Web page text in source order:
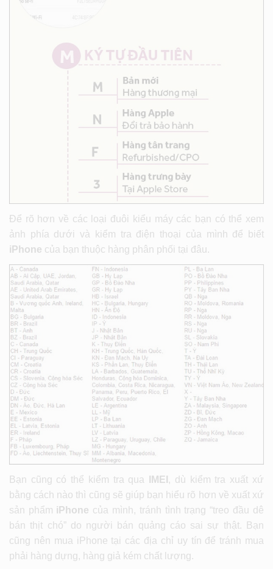
Để rõ hơn về các loại đuôi kiểu máy các bạn có thể xem
ảnh phía dưới và kiểm tra điện thoại của mình để biết
iPhone của bạn thuộc hàng phân phối tại đâu.
Bạn cũng có thể kiểm tra qua IMEI , dù kiểm tra xuất xứ
bằng cách nào thì cũng sẽ giúp bạn hiểu rõ hơn về xuất xứ
sản phẩm iPhone của mình, tránh tình trạng “treo đầu dê
bán thịt chó” do người bán quảng cáo sai sự thật. Bạn
cũng nên mua iPhone tại các địa chỉ uy tín để tránh mua
phải hàng dựng, hàng giả kém chất lượng.